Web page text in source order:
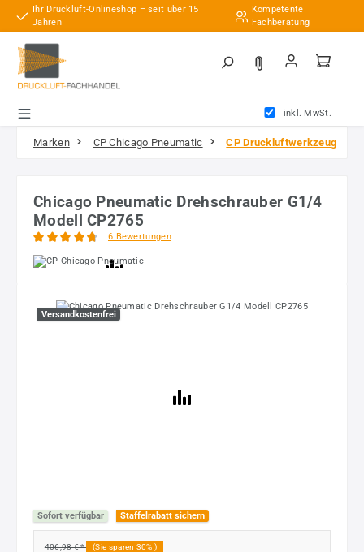
Zum Hauptinhalt springen
Ihr Druckluft-Onlineshop – seit über 15
Jahren
Kompetente
Fachberatung
inkl. MwSt.
Marken CP Chicago Pneumatic CP Druckluftwerkzeug
Chicago Pneumatic Drehschrauber G1/4
Modell CP2765
6 Bewertungen
Bildergalerie überspringen
Versandkostenfrei
Sofort verfügbar Staffelrabatt sichern
406,98 € * (Sie sparen 30% )